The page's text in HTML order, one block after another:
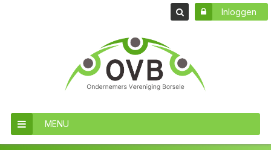
Inloggen
MENU